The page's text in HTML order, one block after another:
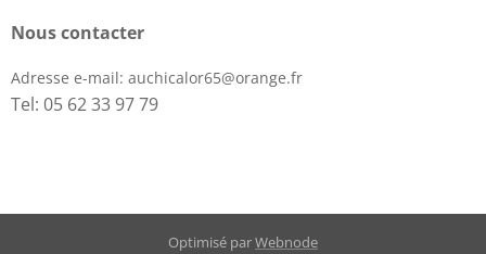
Nous contacter
Adresse e-mail: auchicalor65@orange.fr
Tel: 05 62 33 97 79
Optimisé parWebnode